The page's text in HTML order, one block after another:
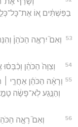
בַפִּשְׁתִּ֔ים א֚וֹ
53
וְאִם֮ יִרְאֶ֣ה הַכֹּהֵן֒
54 וְצִוָּה֙ הַכֹּהֵ֔ן
55 וְרָאָ֨ה הַכֹּהֵ֜ן אַחֲרֵ֣י ׀
וְהַנֶּ֣גַע לֹֽא־פָשָׂ֔ה
56
וְאִם֮ רָאָ֣ה